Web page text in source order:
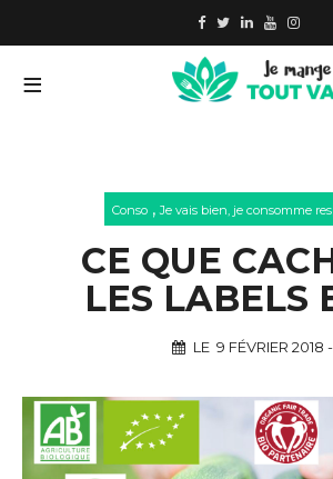
Conso ,Je vais bien, je consomme
CE QUE
LES LABELS
LE 9 FÉVRIER 2018 -